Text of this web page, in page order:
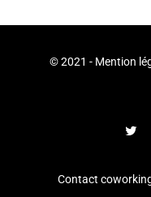
© 2021 - Mention
Contact